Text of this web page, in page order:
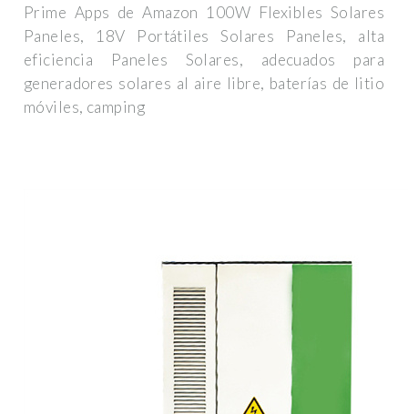
Prime Apps de Amazon 100W Flexibles Solares
Paneles, 18V Portátiles Solares Paneles, alta
eficiencia Paneles Solares, adecuados para
generadores solares al aire libre, baterías de litio
móviles, camping